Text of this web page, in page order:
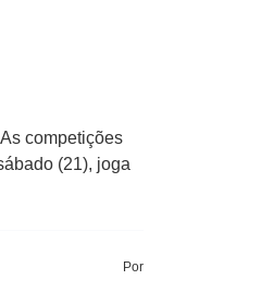
competições
(21), joga
Por